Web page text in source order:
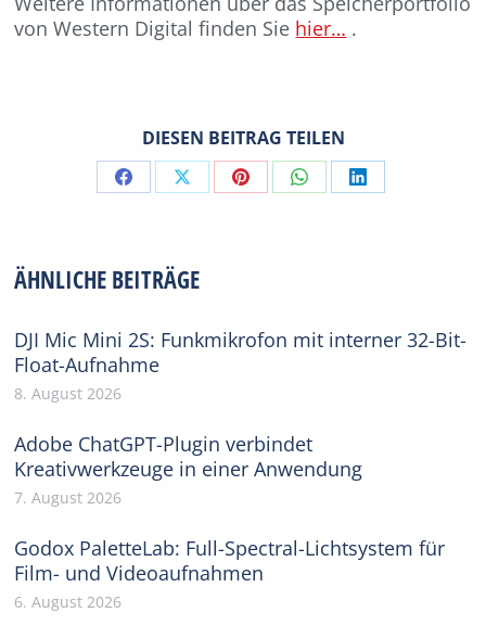
von Western Digital finden Sie hier… .
DIESEN BEITRAG TEILEN
Share Share Share Share Share
ÄHNLICHE BEITRÄGE
DJI Mic Mini 2S: Funkmikrofon mit interner 32-Bit-
Float-Aufnahme
8. August 2026
Adobe ChatGPT-Plugin verbindet
Kreativwerkzeuge in einer Anwendung
7. August 2026
Godox PaletteLab: Full-Spectral-Lichtsystem für
Film- und Videoaufnahmen
6. August 2026